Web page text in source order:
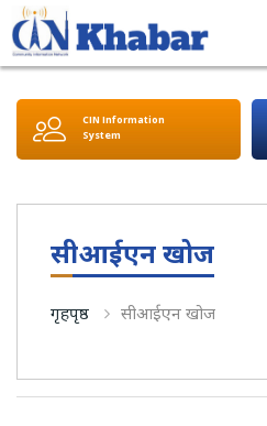
CIN Information
System
सीआईएन खोज
गृहपृष्ठ सीआईएन खोज